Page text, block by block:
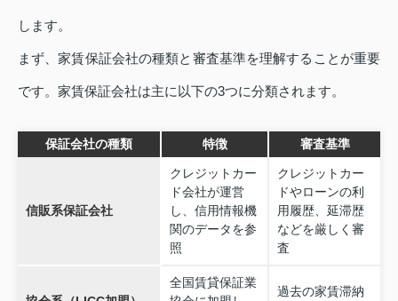
します。
まず、家賃保証会社の種類と審査基準を理解することが重要
です。家賃保証会社は主に以下の3つに分類されます。
保証会社の種類 特徴 審査基準
信販系保証会社
クレジットカー
ド会社が運営
し、信用情報機
関のデータを参
照
クレジットカー
ドやローンの利
用履歴、延滞歴
などを厳しく審
査
全国賃貸保証業
過去の家賃滞納